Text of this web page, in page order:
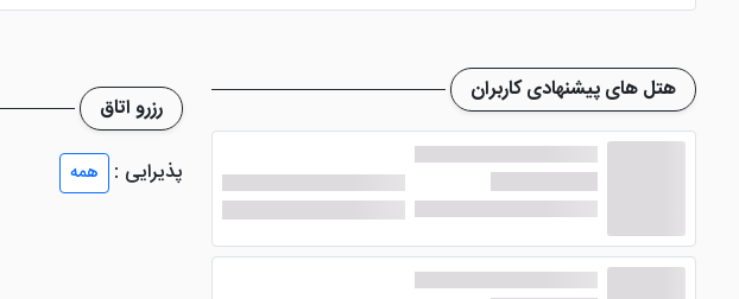
امکانات هتل پارک ارومیه
از امکانات این هتل چهار ستاره ارومیه
می توان به رستوران آن اشاره کرد. در رستوران
نوشیدنی های سرد و گرم و میان وعده های سبک، مکانی دنج و راحت برای سپری کردن ساعاتی
از استخر هتل می توانید برای ریلکسیشن استفاده نمایید و برای ادای فریضه نماز، به
در دسترس می باشد. پارکینگ، اینترنت، فروشگاه، سرویس بهداشتی فرنگی و ... هم از دیگر
رزرو اتاق
پذیرایی :
همه
هتل های پیشنهادی کاربران